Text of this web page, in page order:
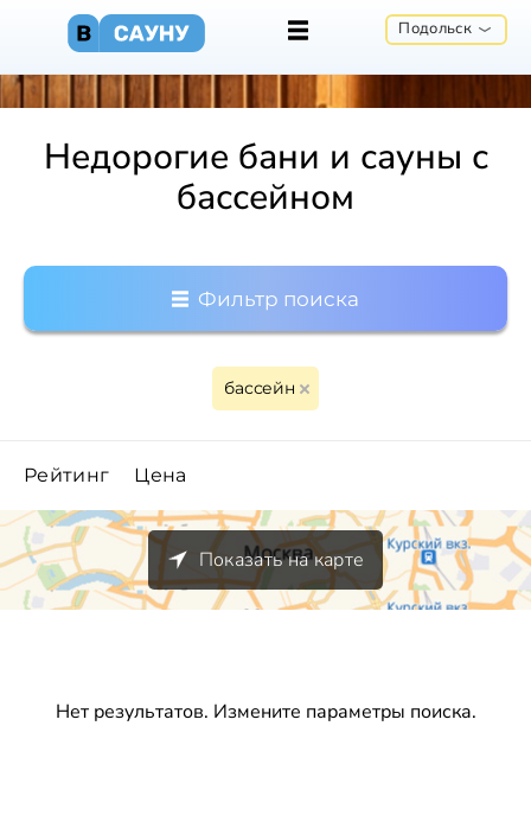
Подольск
Недорогие бани и сауны с
бассейном
Фильтр поиска
бассейн
Рейтинг Цена
Показать на карте
Нет результатов. Измените параметры поиска.